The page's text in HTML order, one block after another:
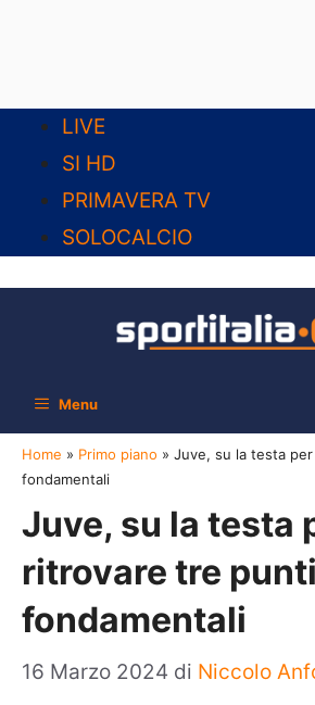
contenuto
LIVE
SI HD
PRIMAVERA TV
SOLOCALCIO
Menu
Home » Primo piano » Juve, su la testa
fondamentali
Juve, su la testa
ritrovare tre punti
fondamentali
16 Marzo 2024 di Niccolo